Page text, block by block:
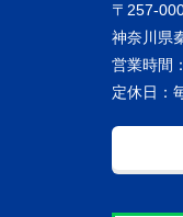
〒257-
神奈川県
営業時間：
定休日：